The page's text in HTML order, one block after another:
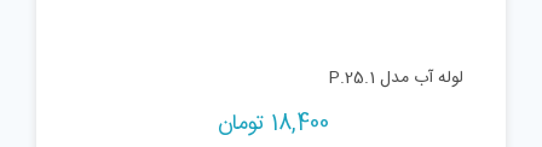
لوله آب مدل P.25.1
18,400 تومان